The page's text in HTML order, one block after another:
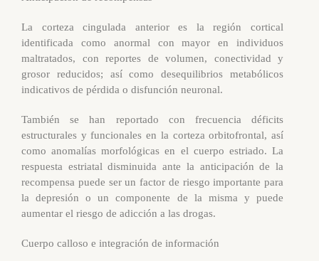
La corteza cingulada anterior es la región cortical
identificada como anormal con mayor en individuos
maltratados, con reportes de volumen, conectividad y
grosor reducidos; así como desequilibrios metabólicos
indicativos de pérdida o disfunción neuronal.
También se han reportado con frecuencia déficits
estructurales y funcionales en la corteza orbitofrontal, así
como anomalías morfológicas en el cuerpo estriado. La
respuesta estriatal disminuida ante la anticipación de la
recompensa puede ser un factor de riesgo importante para
la depresión o un componente de la misma y puede
aumentar el riesgo de adicción a las drogas.
Cuerpo calloso e integración de información